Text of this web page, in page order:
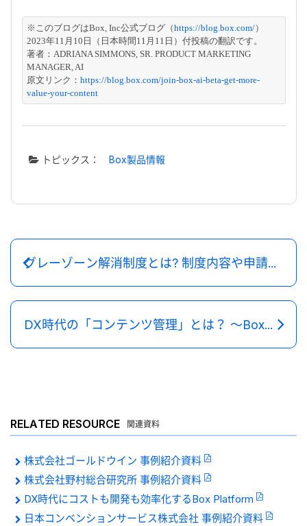
※このブログはBox, Inc公式ブログ（https://blog.box.com/）
2023年11月10日（日本時間11月11日）付投稿の翻訳です。
著者：ADRIANA SIMMONS, SR. PRODUCT MARKETING
MANAGER, AI
原文リンク： https://blog.box.com/join-box-ai-beta-get-more-
value-your-content
トピックス： Box製品情報
グレーゾーン解消制度とは? 制度内容や申請方法、活用事例について解説
DX時代の「コンテンツ管理」とは？ 〜Box活用術を交えてエバンジェリストが解説～
RELATED RESOURCE 関連資料
株式会社ゴールドウイン 事例紹介資料
株式会社野村総合研究所 事例紹介資料
DX時代にコストも開発も効率化するBox Platform
日本コンベンションサービス株式会社 事例紹介資料